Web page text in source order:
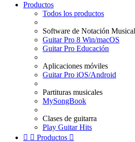
Productos
Todos los productos
Software de Notación Musical
Guitar Pro 8 Win/macOS
Guitar Pro Educación
Aplicaciones móviles
Guitar Pro iOS/Android
Partituras musicales
MySongBook
Clases de guitarra
Play Guitar Hits
  Productos 